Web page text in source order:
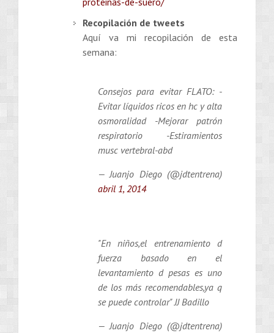
Recopilación de tweets
Aquí va mi recopilación de esta
semana:
Consejos para evitar FLATO: -
Evitar líquidos ricos en hc y alta
osmoralidad -Mejorar patrón
respiratorio -Estiramientos
musc vertebral-abd
— Juanjo Diego (@jdtentrena)
abril 1, 2014
"En niños,el entrenamiento d
fuerza basado en el
levantamiento d pesas es uno
de los más recomendables,ya q
se puede controlar" JJ Badillo
— Juanjo Diego (@jdtentrena)